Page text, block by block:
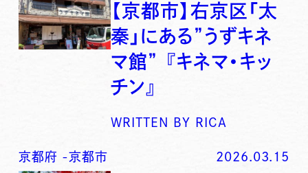
【京都市】右京区「太
秦」にある”うずキネ
マ館” 『キネマ・キッ
チン』
WRITTEN BY RICA
京都府 -京都市 2026.03.15